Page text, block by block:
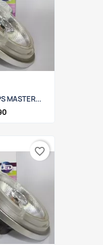
MASTER...
favorite_border